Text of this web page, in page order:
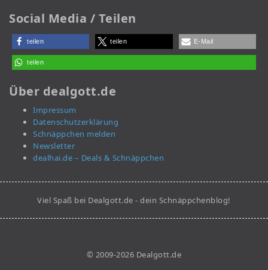
Social Media / Teilen
teilen teilen E-Mail
teilen
Über dealgott.de
Impressum
Datenschutzerklärung
Schnäppchen melden
Newsletter
dealhai.de – Deals & Schnäppchen
Viel Spaß bei Dealgott.de - dein Schnäppchenblog!
© 2009-2026 Dealgott.de